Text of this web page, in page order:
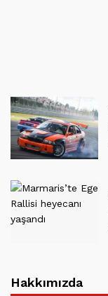
Hakkımızda